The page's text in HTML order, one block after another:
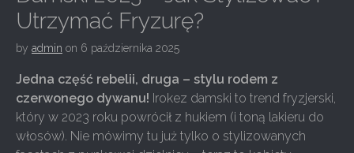
U
N
T
Utrzymać Fryzurę?
by admin on 6 października 2025
Jedna część rebelii, druga – stylu rodem z
czerwonego dywanu! Irokez damski to trend fryzjerski,
który w 2023 roku powrócił z hukiem (i toną lakieru do
włosów). Nie mówimy tu już tylko o stylizowanych